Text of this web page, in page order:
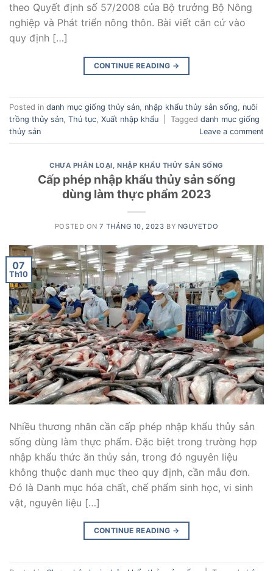
theo Quyết định số 57/2008 của Bộ trưởng Bộ Nông
nghiệp và Phát triển nông thôn. Bài viết căn cứ vào
quy định […]
CONTINUE READING →
Posted in danh mục giống thủy sản nhập khẩu thủy sản sống
nuôi
trồng thủy sản Thủ tục Xuất nhập khẩu Tagged danh mục giống
thủy sản
Leave a comment
CHƯA PHÂN LOẠI ,NHẬP KHẨU THỦY SẢN SỐNG
Cấp phép nhập khẩu thủy sản sống
dùng làm thực phẩm 2023
POSTED ON7 THÁNG 10, 2023 BY NGUYETDO
07
Th10
Nhiều thương nhân cần cấp phép nhập khẩu thủy sản
sống dùng làm thực phẩm. Đặc biệt trong trường hợp
nhập khẩu thức ăn thủy sản, trong đó nguyên liệu
không thuộc danh mục theo quy định, cần mẫu đơn.
Đó là Danh mục hóa chất, chế phẩm sinh học, vi sinh
vật, nguyên liệu […]
CONTINUE READING →